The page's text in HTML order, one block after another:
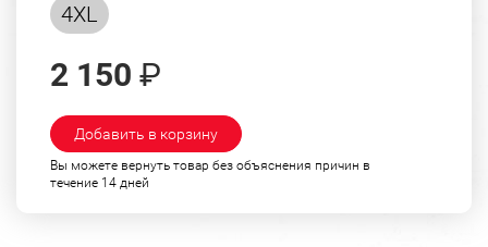
4XL
2 150 ₽
Добавить в корзину
Вы можете вернуть товар без объяснения причин в
течение 14 дней